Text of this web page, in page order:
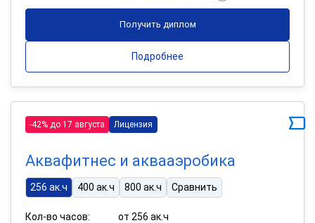
Получить диплом
Подробнее
-42% до 17 августа Лицензия
Аквафитнес и аквааэробика
256 ак.ч 400 ак.ч 800 ак.ч Сравнить
Кол-во часов:
от 256 ак.ч